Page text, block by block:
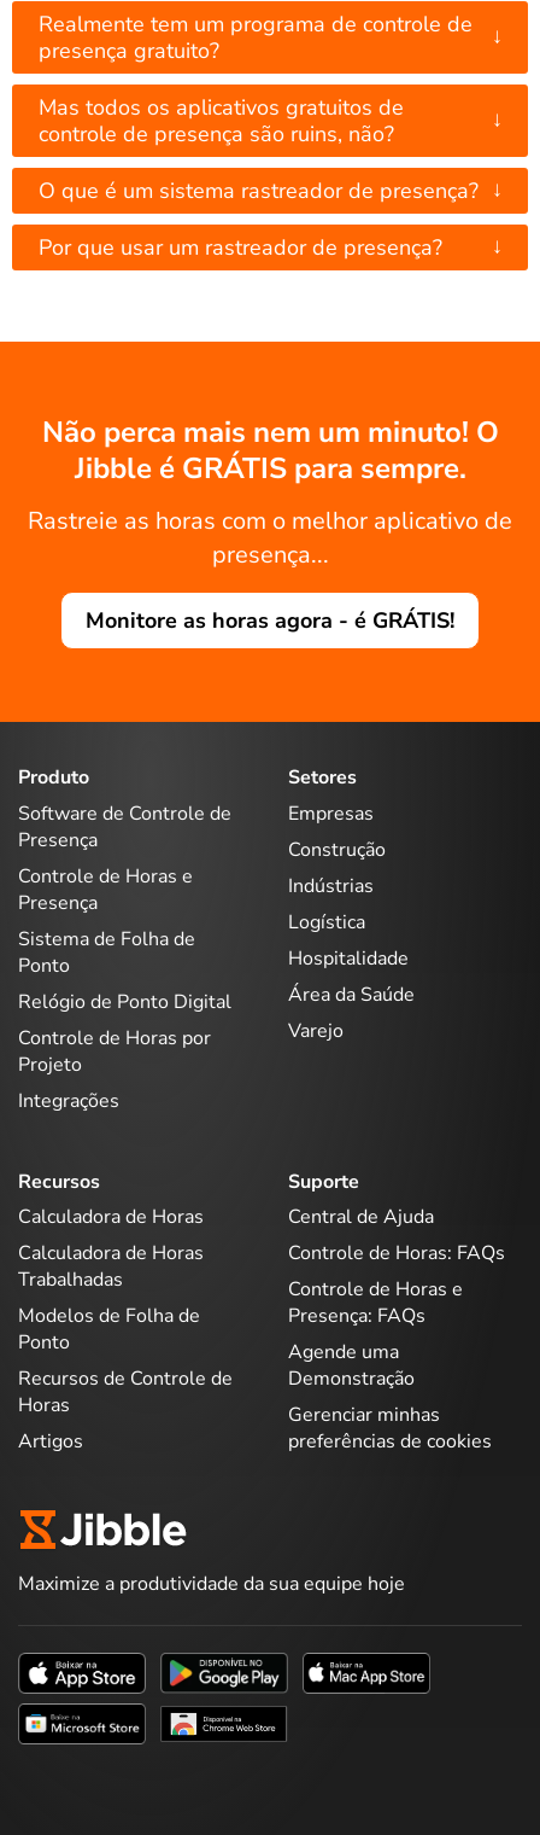
Realmente tem um programa de controle de
presença gratuito?
↓
Mas todos os aplicativos gratuitos de
controle de presença são ruins, não?
↓
O que é um sistema rastreador de presença? ↓
Por que usar um rastreador de presença? ↓
Não perca mais nem um minuto! O
Jibble é GRÁTIS para sempre.
Rastreie as horas com o melhor aplicativo de
presença...
Monitore as horas agora - é GRÁTIS!
Produto
Software de Controle de
Presença
Controle de Horas e
Presença
Sistema de Folha de
Ponto
Relógio de Ponto Digital
Controle de Horas por
Projeto
Integrações
Setores
Empresas
Construção
Indústrias
Logística
Hospitalidade
Área da Saúde
Varejo
Recursos
Calculadora de Horas
Calculadora de Horas
Trabalhadas
Modelos de Folha de
Ponto
Recursos de Controle de
Horas
Artigos
Suporte
Central de Ajuda
Controle de Horas: FAQs
Controle de Horas e
Presença: FAQs
Agende uma
Demonstração
Gerenciar minhas
preferências de cookies
Maximize a produtividade da sua equipe hoje